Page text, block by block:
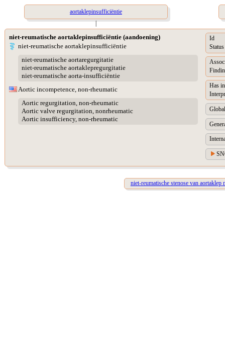
aortaklepinsufficiëntie
|
niet-reumatische aortaklepinsufficiëntie (aandoening)
niet-reumatische aortaklepinsufficiëntie
niet-reumatische aortaregurgitatie
niet-reumatische aortaklepregurgitatie
niet-reumatische aorta-insufficiëntie
Aortic incompetence, non-rheumatic
Aortic regurgitation, non-rheumatic
Aortic valve regurgitation, nonrheumatic
Aortic insufficiency, non-rheumatic
Id
Status
Has
niet-reumatische stenose van aortaklep